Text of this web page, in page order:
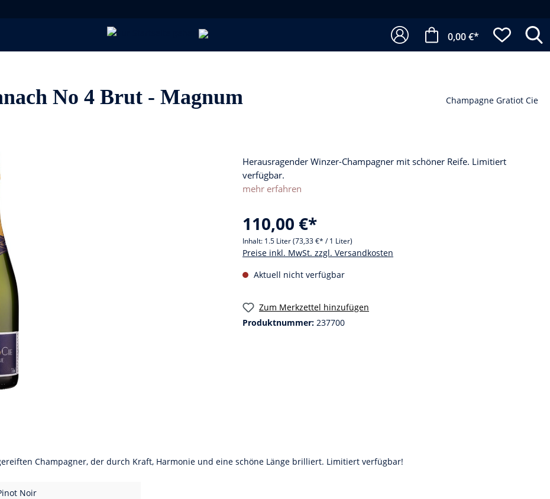
0,00 €*
No 4 Brut - Magnum Champagne Gratiot Cie
Herausragender Winzer-Champagner mit schöner Reife. Limitiert
verfügbar.
mehr erfahren
110,00 €*
Inhalt: 1.5 Liter(73,33 €* / 1 Liter)
Preise inkl. MwSt. zzgl. Versandkosten
Aktuell nicht verfügbar
Zum Merkzettel hinzufügen
Produktnummer: 237700
Champagner, der durch Kraft, Harmonie und eine schöne Länge brilliert. Limitiert verfügbar!
Noir